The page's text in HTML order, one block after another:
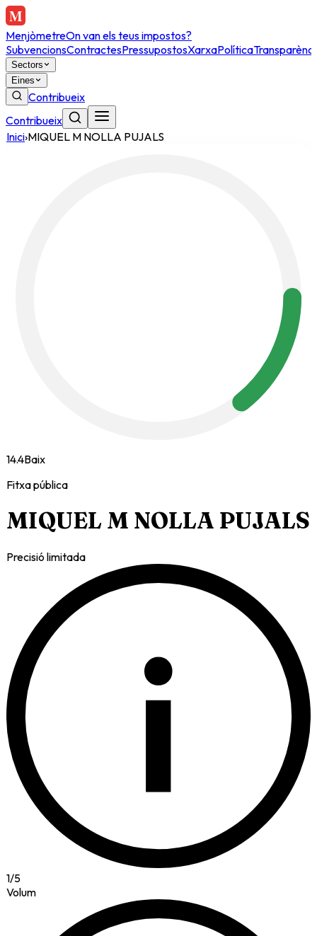
MenjòmetreOn van els teus impostos?
SubvencionsContractesPressupostosXarxaPolítica
Sectors
Eines
Contribueix
Contribueix
Inici›MIQUEL M NOLLA PUJALS
14.4Baix
Fitxa pública
MIQUEL M NOLLA PUJALS
Precisió limitada
i
1/5
Volum